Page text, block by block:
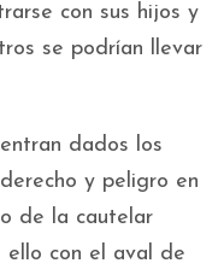
con sus hijos y
se podrían llevar
dados los
y peligro en
de la cautelar
con el aval de